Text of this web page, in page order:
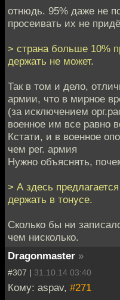
отнюдь. 95% даже не
просеивать их не
> страна больше 10%
держать не может.
Так в том и дело,
армии, что в мирное
(за исключением
военное им все равно
Кстати, и в военное
чем рег. армия
Нужно объяснять,
> А здесь
держать в тонусе.
Сколько бы ни
чем нисколько.
Dragonmaster »
#307 | 31.10.14 03:40
Кому: aspav, #271